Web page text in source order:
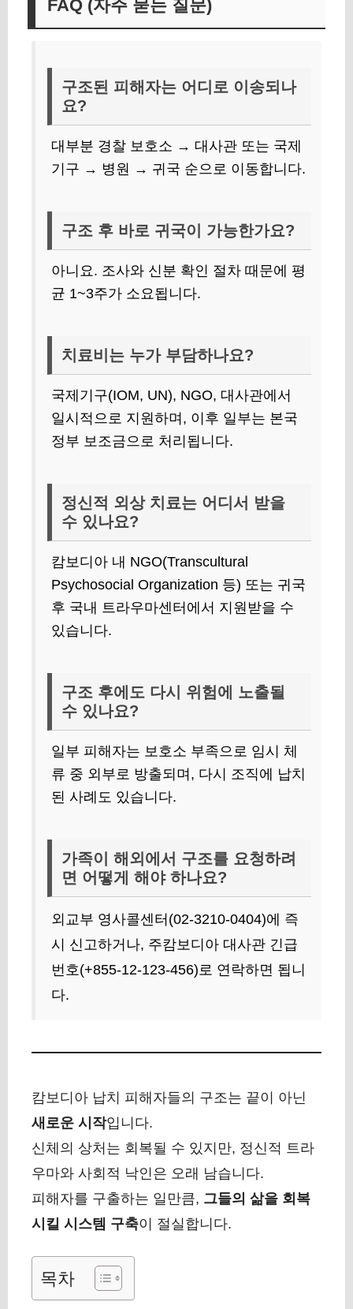
FAQ (자주 묻는 질문)
구조된 피해자는 어디로 이송되나
요?
대부분 경찰 보호소 → 대사관 또는 국제
기구 → 병원 → 귀국 순으로 이동합니다.
구조 후 바로 귀국이 가능한가요?
아니요. 조사와 신분 확인 절차 때문에 평
균 1~3주가 소요됩니다.
치료비는 누가 부담하나요?
국제기구(IOM, UN), NGO, 대사관에서
일시적으로 지원하며, 이후 일부는 본국
정부 보조금으로 처리됩니다.
정신적 외상 치료는 어디서 받을
수 있나요?
캄보디아 내 NGO(Transcultural
Psychosocial Organization 등) 또는 귀국
후 국내 트라우마센터에서 지원받을 수
있습니다.
구조 후에도 다시 위험에 노출될
수 있나요?
일부 피해자는 보호소 부족으로 임시 체
류 중 외부로 방출되며, 다시 조직에 납치
된 사례도 있습니다.
가족이 해외에서 구조를 요청하려
면 어떻게 해야 하나요?
외교부 영사콜센터(02-3210-0404)에 즉
시 신고하거나, 주캄보디아 대사관 긴급
번호(+855-12-123-456)로 연락하면 됩니
다.
캄보디아 납치 피해자들의 구조는 끝이 아닌
새로운 시작입니다.
신체의 상처는 회복될 수 있지만, 정신적 트라
우마와 사회적 낙인은 오래 남습니다.
피해자를 구출하는 일만큼, 그들의 삶을 회복
시킬 시스템 구축이 절실합니다.
목차